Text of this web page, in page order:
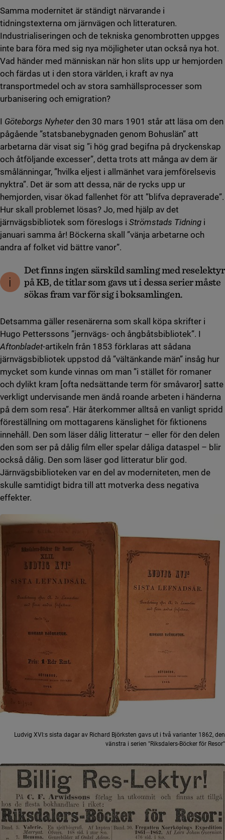
Samma modernitet är ständigt närvarande i
tidningstexterna om järnvägen och litteraturen.
Industrialiseringen och de tekniska genombrotten uppges
inte bara föra med sig nya möjligheter utan också nya hot.
Vad händer med människan när hon slits upp ur hemjorden
och färdas ut i den stora världen, i kraft av nya
transportmedel och av stora samhällsprocesser som
urbanisering och emigration?
I Göteborgs Nyheter den 30 mars 1901 står att läsa om den
pågående ”statsbanebygnaden genom Bohuslän” att
arbetarna där visat sig ”i hög grad begifna på dryckenskap
och åtföljande excesser”, detta trots att många av dem är
smålänningar, ”hvilka eljest i allmänhet vara jemförelsevis
nyktra”. Det är som att dessa, när de rycks upp ur
hemjorden, visar ökad fallenhet för att ”blifva depraverade”.
Hur skall problemet lösas? Jo, med hjälp av det
järnvägsbibliotek som föreslogs i Strömstads Tidning i
januari samma år! Böckerna skall ”vänja arbetarne och
andra af folket vid bättre vanor”.
Det finns ingen särskild samling med reselektyr
på KB, de titlar som gavs ut i dessa serier måste
sökas fram var för sig i boksamlingen.
Detsamma gäller resenärerna som skall köpa skrifter i
Hugo Petterssons ”jernvägs- och ångbåtsbibliotek”. I
Aftonbladet-artikeln från 1853 förklaras att sådana
järnvägsbibliotek uppstod då ”vältänkande män” insåg hur
mycket som kunde vinnas om man ”i stället för romaner
och dylikt kram [ofta nedsättande term för småvaror] satte
verkligt undervisande men ändå roande arbeten i händerna
på dem som resa”. Här återkommer alltså en vanligt spridd
föreställning om mottagarens känslighet för fiktionens
innehåll. Den som läser dålig litteratur – eller för den delen
den som ser på dålig film eller spelar dåliga dataspel – blir
också dålig. Den som läser god litteratur blir god.
Järnvägsbiblioteken var en del av moderniteten, men de
skulle samtidigt bidra till att motverka dess negativa
effekter.
Ludvig XVI:s sista dagar av Richard Björksten gavs ut i två varianter 1862, den
vänstra i serien "Riksdalers-Böcker för Resor"